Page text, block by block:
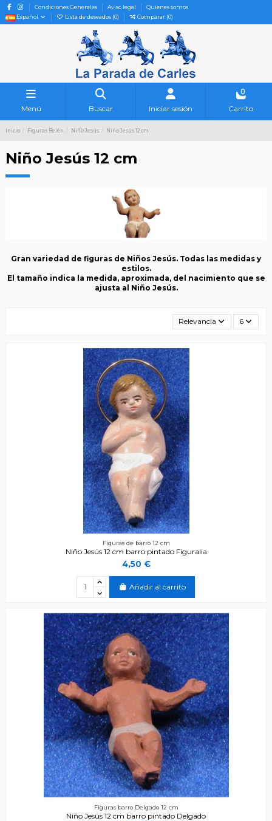
Condiciones Generales Aviso legal
Quienes somos
Español
Lista de deseados (0) Comparar (0)
Menú Buscar Iniciar sesión
0
Carrito
Inicio Figuras Belén Niño Jesús Niño Jesús 12 cm
Niño Jesús 12 cm
Gran variedad de figuras de Niños Jesús. Todas las medidas y
estilos.
El tamaño indica la medida, aproximada, del nacimiento que se
ajusta al Niño Jesús.
Relevancia 6
Figuras de barro 12 cm
Niño Jesús 12 cm barro pintado Figuralia
4,50 €
Añadir al carrito
Figuras barro Delgado 12 cm
Niño Jesús 12 cm barro pintado Delgado